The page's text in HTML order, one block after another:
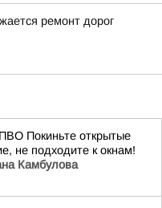
ремонт дорог
Покиньте открытые
не подходите к окнам!
Камбулова